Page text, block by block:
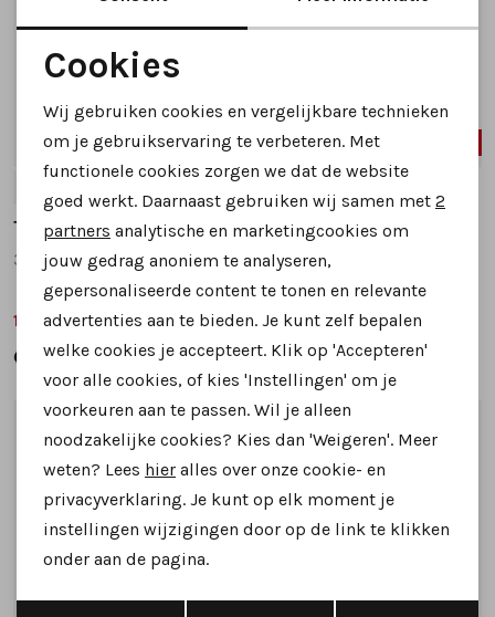
SALE
Think
3-000618 veterboots groen combinatie
159,99 199,95
Think
139,99 219,95
Noodzakelijke cookies
Personalisatie cookies
Analytische cookies
Marketing cookies
Terug Opslaan
Cookies
Wij gebruiken cookies en vergelijkbare technieken
om je gebruikservaring te verbeteren. Met
functionele cookies zorgen we dat de website
goed werkt. Daarnaast gebruiken wij samen met 2
partners analytische en marketingcookies om
jouw gedrag anoniem te analyseren,
gepersonaliseerde content te tonen en relevante
advertenties aan te bieden. Je kunt zelf bepalen
welke cookies je accepteert. Klik op 'Accepteren'
voor alle cookies, of kies 'Instellingen' om je
voorkeuren aan te passen. Wil je alleen
noodzakelijke cookies? Kies dan 'Weigeren'. Meer
weten? Lees hier alles over onze cookie- en
privacyverklaring. Je kunt op elk moment je
instellingen wijzigingen door op de link te klikken
onder aan de pagina.